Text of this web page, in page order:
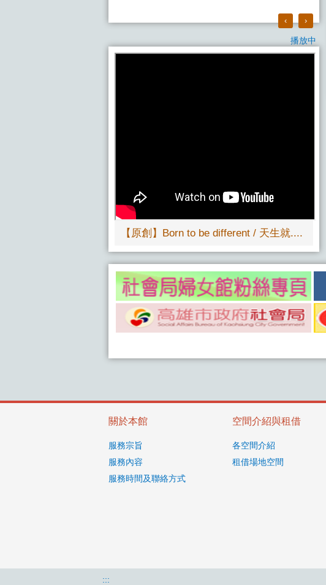
播放中
‹ ›
【原創】Born to be different / 天生就....
更多 影音專區
關於本館
服務宗旨
服務內容
服務時間及聯絡方式
空間介紹與租借
各空間介紹
租借場地空間
:::